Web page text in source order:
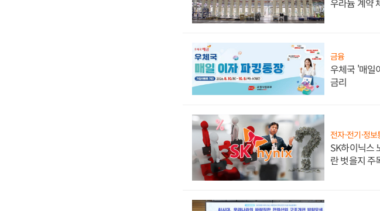
우라늄 계약
금융
우체국 '매일
금리
전자·전기·정보
SK하이닉스
란 벗을지 주